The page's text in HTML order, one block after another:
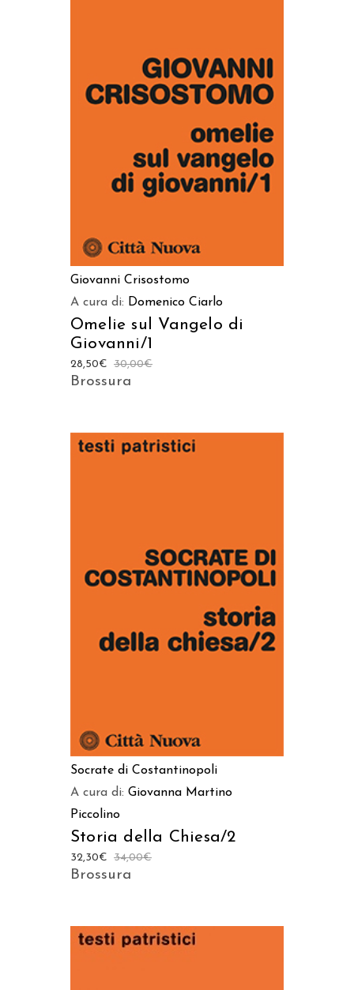
AGGIUNGI AL CARRELLO
Giovanni Crisostomo
A cura di: Domenico Ciarlo
Omelie sul Vangelo di
Giovanni/1
30,00€
28,50€
Brossura
Socrate di Costantinopoli
A cura di: Giovanna Martino
Piccolino
Storia della Chiesa/2
34,00€
32,30€
Brossura